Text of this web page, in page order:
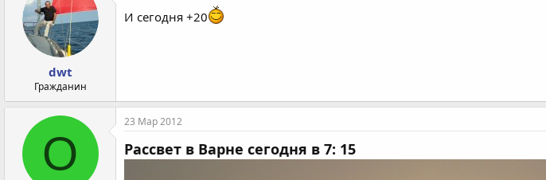
dwt
Гражданин
И сегодня +20
О
23 Мар 2012
Рассвет в Варне сегодня в 7: 15